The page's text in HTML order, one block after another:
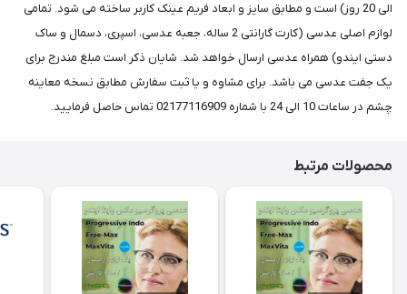
الی 20 روز) است و مطابق سایز و ابعاد فریم عینک کاربر ساخته می شود. تمامی
لوازم اصلی عدسی (کارت گارانتی 2 ساله، جعبه عدسی، اسپری، دسمال و ساک
دستی ایندو) همراه عدسی ارسال خواهد شد. شایان ذکر است مبلغ مندرج برای
یک جفت عدسی می باشد. برای مشاوه و یا ثبت سفارش مطابق نسخه معاینه
چشم در ساعات 10 الی 24 با شماره 02177116909 تماس حاصل فرمایید.
محصولات مرتبط